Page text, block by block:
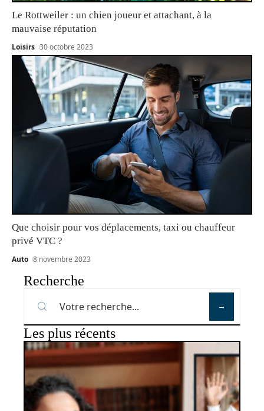
Le Rottweiler : un chien joueur et attachant, à la
mauvaise réputation
Loisirs 30 octobre 2023
Que choisir pour vos déplacements, taxi ou chauffeur
privé VTC ?
Auto 8 novembre 2023
Recherche
Les plus récents